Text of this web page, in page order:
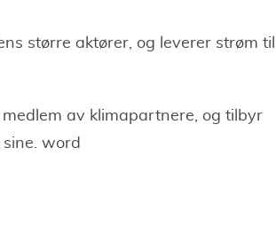
større aktører, og leverer strøm til
av klimapartnere, og tilbyr
word